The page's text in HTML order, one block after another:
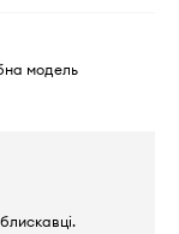
модель